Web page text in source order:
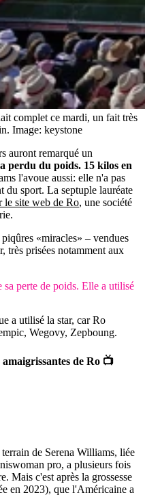
complet ce mardi, un fait très
Image: keystone
auront remarqué un
perdu du poids. 15 kilos en
l'avoue aussi: elle n'a pas
du sport. La septuple lauréate
le site web de Ro, une société
«miracles» – vendues
très prisées notamment aux
perte de poids. Elle a utilisé
a utilisé la star, car Ro
Wegovy, Zepboung.
de Ro 📺
de Serena Williams, liée
pro, a plusieurs fois
Mais c'est après la grossesse
en 2023), que l'Américaine a